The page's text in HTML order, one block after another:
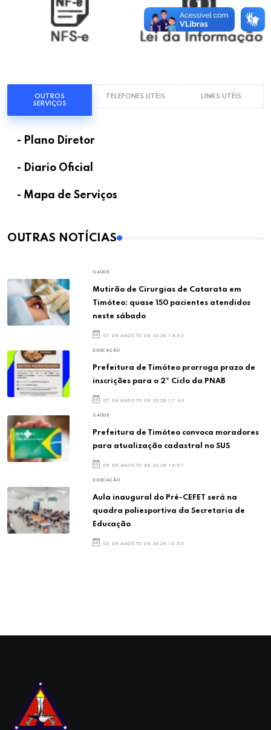
OUTROS
SERVIÇOS
TELEFONES UTÉIS LINKS UTÉIS
- Plano Diretor
- Diario Oficial
- Mapa de Serviços
OUTRAS NOTÍCIAS
SAÚDE
Mutirão de Cirurgias de Catarata em
Timóteo: quase 150 pacientes atendidos
neste sábado
07 DE AGOSTO DE 2026 18:02
EDUCAÇÃO
Prefeitura de Timóteo prorroga prazo de
inscrições para o 2º Ciclo da PNAB
07 DE AGOSTO DE 2026 17:44
SAÚDE
Prefeitura de Timóteo convoca moradores
para atualização cadastral no SUS
05 DE AGOSTO DE 2026 14:07
EDUCAÇÃO
Aula inaugural do Pré-CEFET será na
quadra poliesportiva da Secretaria de
Educação
05 DE AGOSTO DE 2026 10:55